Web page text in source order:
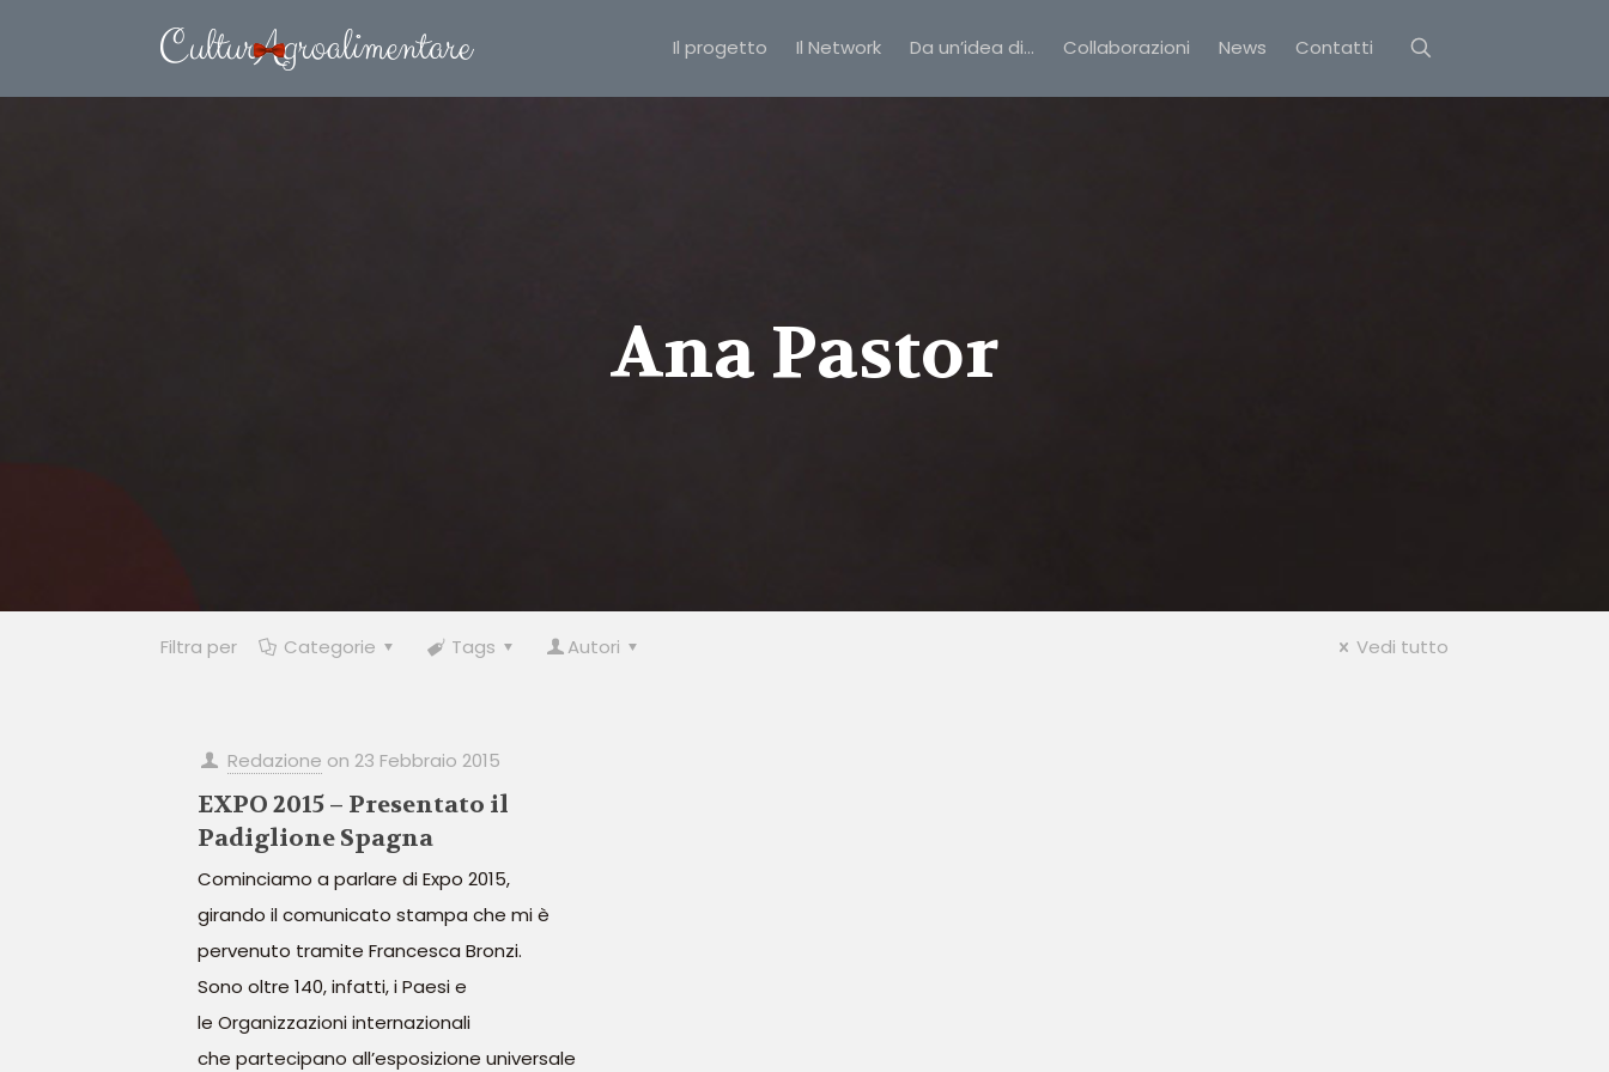
Il progetto Il Network Da un’idea di… Collaborazioni News Contatti
Ana Pastor
Filtra per Categorie Tags Autori Vedi tutto
Redazione on 23 Febbraio 2015
EXPO 2015 – Presentato il
Padiglione Spagna
Cominciamo a parlare di Expo 2015,
girando il comunicato stampa che mi è
pervenuto tramite Francesca Bronzi.
Sono oltre 140, infatti, i Paesi e
le Organizzazioni internazionali
che partecipano all’esposizione universale